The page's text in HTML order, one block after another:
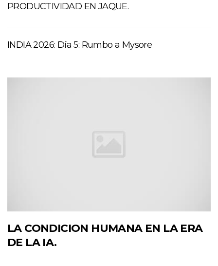
PRODUCTIVIDAD EN JAQUE.
INDIA 2026: Día 5: Rumbo a Mysore
LA CONDICION HUMANA EN LA ERA
DE LA IA.